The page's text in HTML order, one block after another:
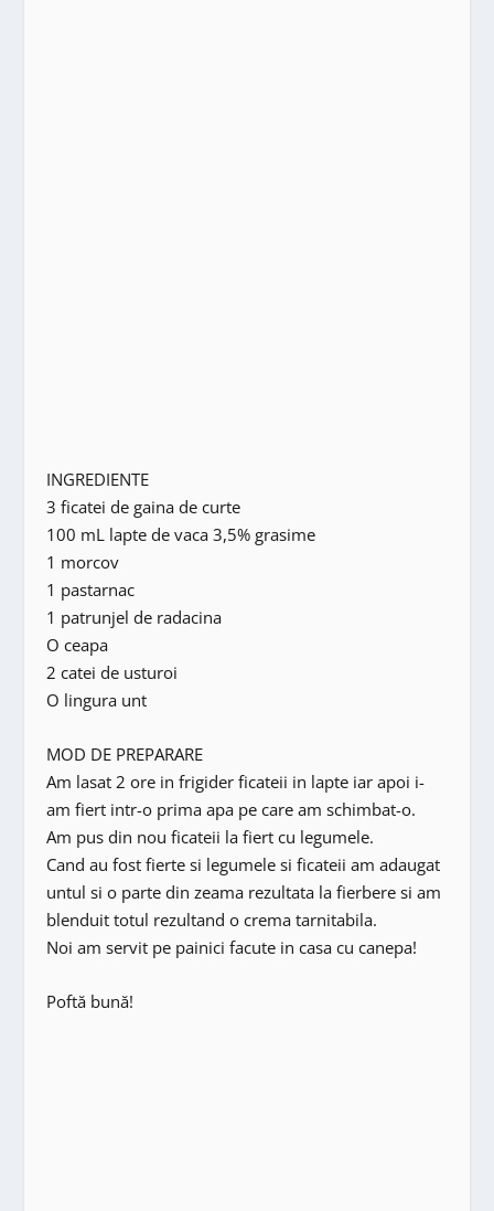
INGREDIENTE
3 ficatei de gaina de curte
100 mL lapte de vaca 3,5% grasime
1 morcov
1 pastarnac
1 patrunjel de radacina
O ceapa
2 catei de usturoi
O lingura unt
MOD DE PREPARARE
Am lasat 2 ore in frigider ficateii in lapte iar apoi i-
am fiert intr-o prima apa pe care am schimbat-o.
Am pus din nou ficateii la fiert cu legumele.
Cand au fost fierte si legumele si ficateii am adaugat
untul si o parte din zeama rezultata la fierbere si am
blenduit totul rezultand o crema tarnitabila.
Noi am servit pe painici facute in casa cu canepa!
Poftă bună!